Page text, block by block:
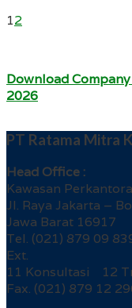
12
Download
2026
PT Ratama Mitra
Head Office :
Kawasan
Jl. Raya Jakarta –
Jawa Barat 16917
Tel. (021) 879 09
Ext.
11 Konsultasi 12
Fax. (021) 879 12